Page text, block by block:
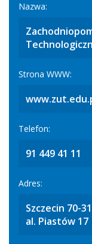
Nazwa:
Strona WWW:
Telefon:
91 449 41 11
Adres:
Szczecin 70-
al. Piastów 17